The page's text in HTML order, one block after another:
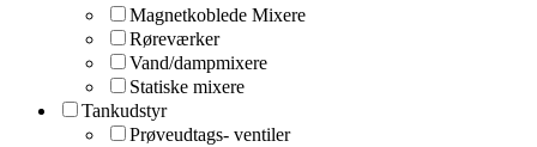
Magnetkoblede Mixere
Røreværker
Vand/dampmixere
Statiske mixere
Tankudstyr
Prøveudtags- ventiler